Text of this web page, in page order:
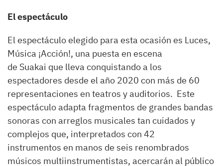
El espectáculo
El espectáculo elegido para esta ocasión es Luces,
Música ¡Acción!, una puesta en escena
de Suakai que lleva conquistando a los
espectadores desde el año 2020 con más de 60
representaciones en teatros y auditorios. Este
espectáculo adapta fragmentos de grandes bandas
sonoras con arreglos musicales tan cuidados y
complejos que, interpretados con 42
instrumentos en manos de seis renombrados
músicos multiinstrumentistas, acercarán al público